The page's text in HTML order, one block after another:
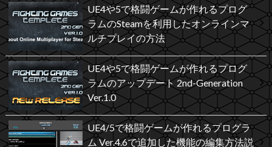
UE4や5で格闘ゲームが作れるプログ
ラムのSteamを利用したオンラインマ
ルチプレイの方法
UE4や5で格闘ゲームが作れるプログ
ラムのアップデート 2nd-Generation
Ver.1.0
UE4/5で格闘ゲームが作れるプログラ
ム Ver.4.6で追加した機能の編集方法説